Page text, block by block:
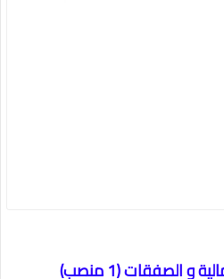
و الصفقات (1 منصب)